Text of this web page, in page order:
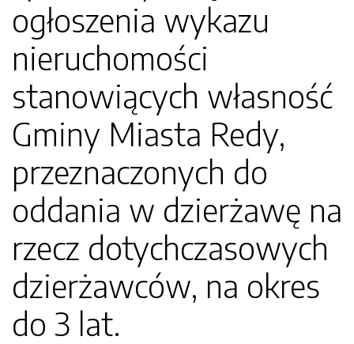
ogłoszenia wykazu
nieruchomości
stanowiących własność
Gminy Miasta Redy,
przeznaczonych do
oddania w dzierżawę na
rzecz dotychczasowych
dzierżawców, na okres
do 3 lat.